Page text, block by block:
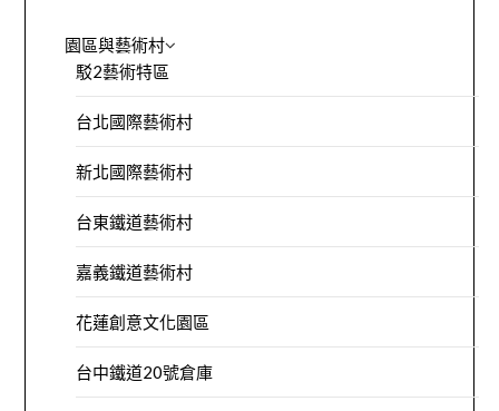
園區與藝術村
駁2藝術特區
台北國際藝術村
新北國際藝術村
台東鐵道藝術村
嘉義鐵道藝術村
花蓮創意文化園區
台中鐵道20號倉庫